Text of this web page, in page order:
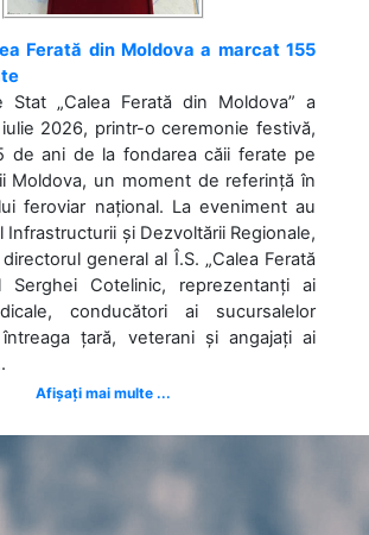
Ferată din Moldova a marcat 155
Stat „Calea Ferată din Moldova” a
2026, printr-o ceremonie festivă,
de ani de la fondarea căii ferate pe
Moldova, un moment de referință în
feroviar național. La eveniment au
Infrastructurii și Dezvoltării Regionale,
general al Î.S. „Calea Ferată
Serghei Cotelinic, reprezentanți ai
conducători ai sucursalelor
țară, veterani și angajați ai
Afișați mai multe ...